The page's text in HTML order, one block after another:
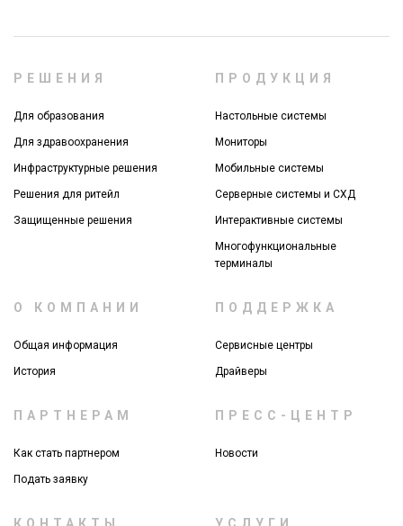
РЕШЕНИЯ
Для образования
Для здравоохранения
Инфраструктурные решения
Решения для ритейл
Защищенные решения
ПРОДУКЦИЯ
Настольные системы
Мониторы
Мобильные системы
Серверные системы и СХД
Интерактивные системы
Многофункциональные
терминалы
О КОМПАНИИ
Общая информация
История
ПОДДЕРЖКА
Сервисные центры
Драйверы
ПАРТНЕРАМ
Как стать партнером
Подать заявку
ПРЕСС-ЦЕНТР
Новости